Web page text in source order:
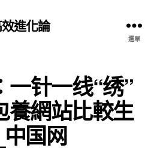
進化論
選單
一针一线“绣”
養網站比較生
国网